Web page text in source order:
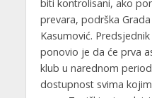
biti kontrolisani, ako
prevara, podrška
Kasumović.
ponovio je da će prva
klub u narednom
dostupnost svima